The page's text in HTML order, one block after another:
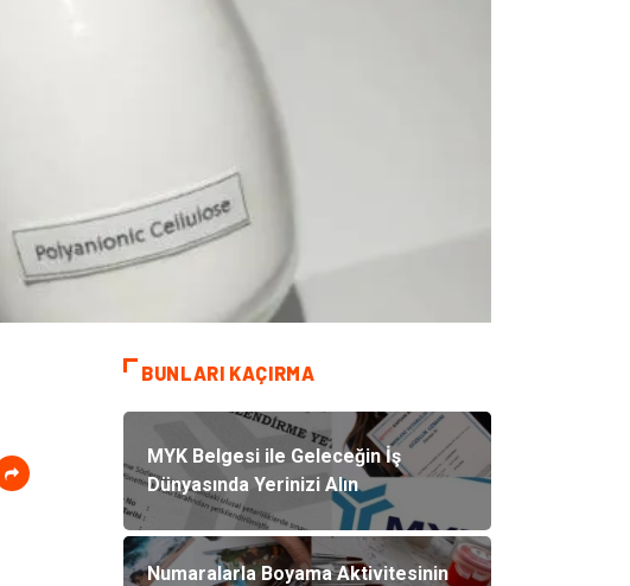
BUNLARI KAÇIRMA
MYK Belgesi ile Geleceğin İş
Dünyasında Yerinizi Alın
Numaralarla Boyama Aktivitesinin